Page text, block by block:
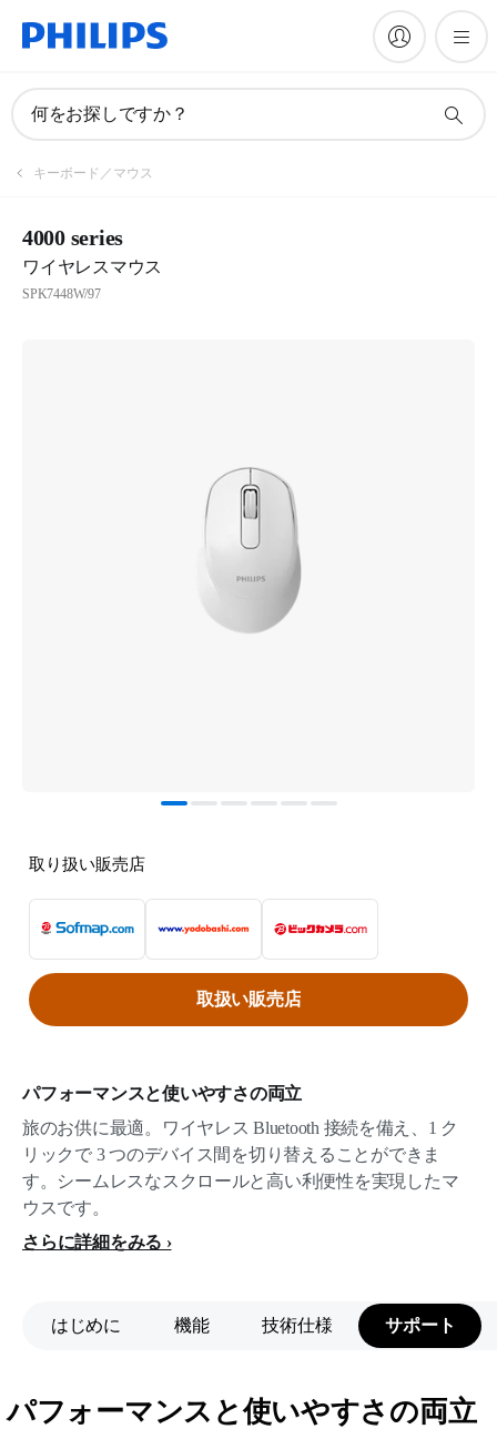
何をお探しですか？
キーボード／マウス
4000 series
ワイヤレスマウス
SPK7448W/97
パフォーマンスと使いやすさの両立
旅のお供に最適。ワイヤレス Bluetooth 接続を備え、1 ク
リックで 3 つのデバイス間を切り替えることができま
す。シームレスなスクロールと高い利便性を実現したマ
ウスです。
さらに詳細をみる
取り扱い販売店
取扱い販売店
はじめに 機能 技術仕様 サポート
パフォーマンスと使いやすさの両立